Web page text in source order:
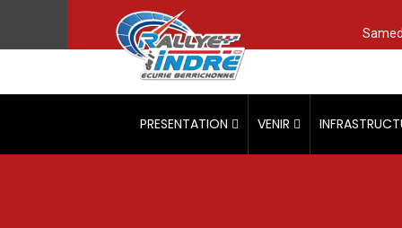
PRESENTATION VENIR